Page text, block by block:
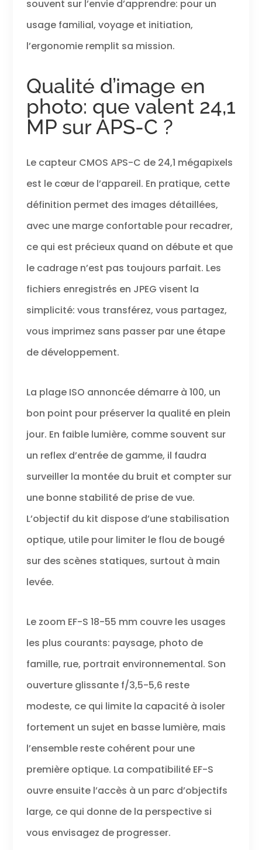
pour chargeur de
batterie ; cache
bouchon
(français non
garanti).
Première étape
L'objectif ne
contient pas de
souvent sur l’envie d’apprendre: pour un
usage familial, voyage et initiation,
l’ergonomie remplit sa mission.
Qualité d’image en
photo: que valent 24,1
MP sur APS-C ?
Le capteur CMOS APS-C de 24,1 mégapixels
est le cœur de l’appareil. En pratique, cette
définition permet des images détaillées,
avec une marge confortable pour recadrer,
ce qui est précieux quand on débute et que
le cadrage n’est pas toujours parfait. Les
fichiers enregistrés en JPEG visent la
simplicité: vous transférez, vous partagez,
vous imprimez sans passer par une étape
de développement.
La plage ISO annoncée démarre à 100, un
bon point pour préserver la qualité en plein
jour. En faible lumière, comme souvent sur
un reflex d’entrée de gamme, il faudra
surveiller la montée du bruit et compter sur
une bonne stabilité de prise de vue.
L’objectif du kit dispose d’une stabilisation
optique, utile pour limiter le flou de bougé
sur des scènes statiques, surtout à main
levée.
Le zoom EF-S 18-55 mm couvre les usages
les plus courants: paysage, photo de
famille, rue, portrait environnemental. Son
ouverture glissante f/3,5-5,6 reste
modeste, ce qui limite la capacité à isoler
fortement un sujet en basse lumière, mais
l’ensemble reste cohérent pour une
première optique. La compatibilité EF-S
ouvre ensuite l’accès à un parc d’objectifs
large, ce qui donne de la perspective si
vous envisagez de progresser.